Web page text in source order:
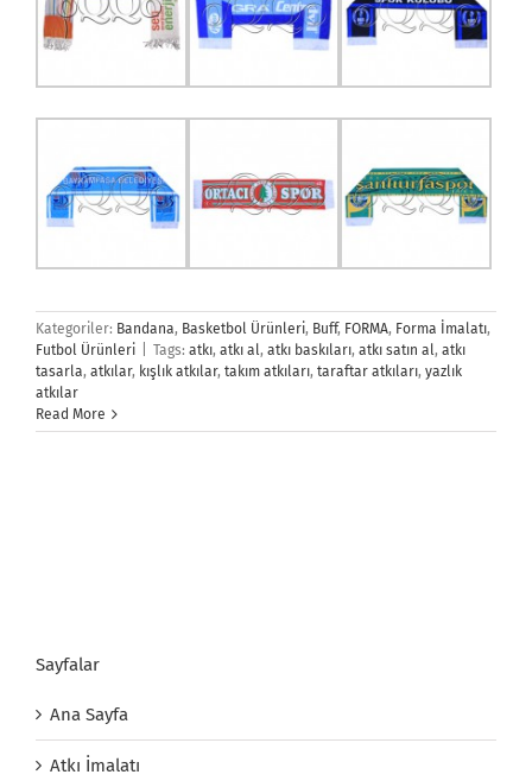
Kategoriler: Bandana, Basketbol Ürünleri, Buff, FORMA, Forma İmalatı,
Futbol Ürünleri
Tags: atkı, atkı al, atkı baskıları, atkı satın al, atkı
tasarla, atkılar, kışlık atkılar, takım atkıları, taraftar atkıları, yazlık
atkılar
Read More
Sayfalar
Ana Sayfa
Atkı İmalatı